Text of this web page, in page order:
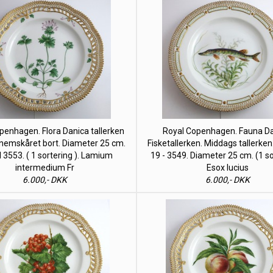
Flora Danica tallerken
bort. Diameter 25 cm.
3553. ( 1 sortering ). Lamium
intermedium Fr
6.000,- DKK
Royal Copenhagen. Fauna
Fisketallerken. Middags
19 - 3549. Diameter 25 cm. (1
Esox lucius
6.000,- DKK